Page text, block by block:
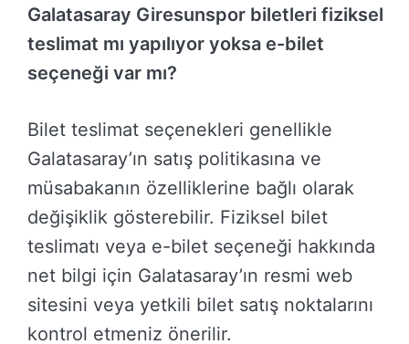
Galatasaray Giresunspor biletleri fiziksel
teslimat mı yapılıyor yoksa e-bilet
seçeneği var mı?
Bilet teslimat seçenekleri genellikle
Galatasaray’ın satış politikasına ve
müsabakanın özelliklerine bağlı olarak
değişiklik gösterebilir. Fiziksel bilet
teslimatı veya e-bilet seçeneği hakkında
net bilgi için Galatasaray’ın resmi web
sitesini veya yetkili bilet satış noktalarını
kontrol etmeniz önerilir.